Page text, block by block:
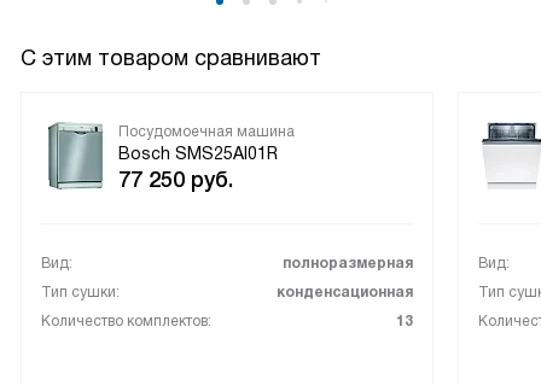
С этим товаром сравнивают
Посудомоечная машина
Bosch SMS25AI01R
77 250 руб.
Вид:
полноразмерная
Тип сушки:
конденсационная
Количество комплектов:
13
Вид:
Тип